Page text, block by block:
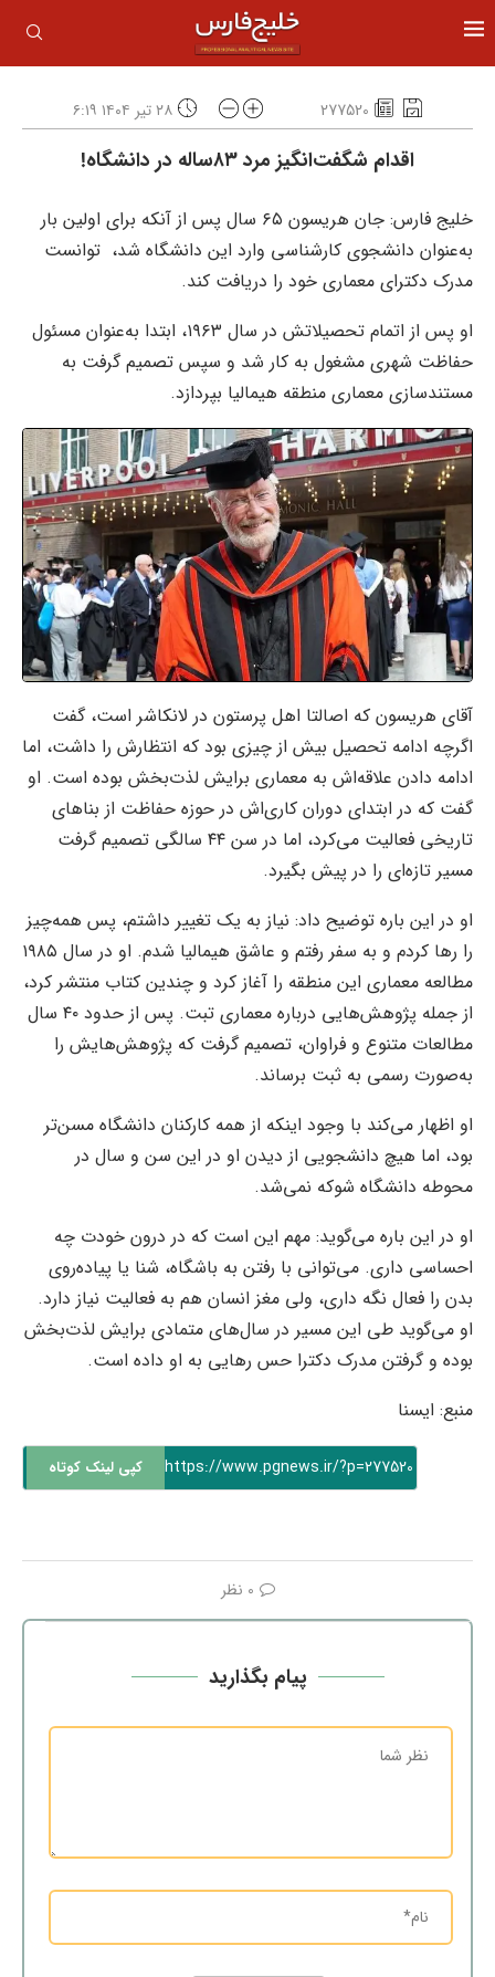
277520 ۲۸ تیر ۱۴۰۴ ۶:۱۹
اقدام شگفت‌انگیز مرد ۸۳ساله در دانشگاه!
خلیج فارس: جان هریسون ۶۵ سال پس از آنکه برای اولین بار
به‌عنوان دانشجوی کارشناسی وارد این دانشگاه شد، توانست
مدرک دکترای معماری خود را دریافت کند.
او پس از اتمام تحصیلاتش در سال ۱۹۶۳، ابتدا به‌عنوان مسئول
حفاظت شهری مشغول به کار شد و سپس تصمیم گرفت به
مستندسازی معماری منطقه هیمالیا بپردازد.
آقای هریسون که اصالتا اهل پرستون در لانکاشر است، گفت
اگرچه ادامه تحصیل بیش از چیزی بود که انتظارش را داشت، اما
ادامه دادن علاقه‌اش به معماری برایش لذت‌بخش بوده است. او
گفت که در ابتدای دوران کاری‌اش در حوزه حفاظت از بناهای
تاریخی فعالیت می‌کرد، اما در سن ۴۴ سالگی تصمیم گرفت
مسیر تازه‌ای را در پیش بگیرد.
او در این باره توضیح داد: نیاز به یک تغییر داشتم، پس همه‌چیز
را رها کردم و به سفر رفتم و عاشق هیمالیا شدم. او در سال ۱۹۸۵
مطالعه معماری این منطقه را آغاز کرد و چندین کتاب منتشر کرد،
از جمله پژوهش‌هایی درباره معماری تبت. پس از حدود ۴۰ سال
مطالعات متنوع و فراوان، تصمیم گرفت که پژوهش‌هایش را
به‌صورت رسمی به ثبت برساند.
او اظهار می‌کند با وجود اینکه از همه کارکنان دانشگاه مسن‌تر
بود، اما هیچ دانشجویی از دیدن او در این سن و سال در
محوطه دانشگاه شوکه نمی‌شد.
او در این باره می‌گوید: مهم این است که در درون خودت چه
احساسی داری. می‌توانی با رفتن به باشگاه، شنا یا پیاده‌روی
بدن را فعال نگه داری، ولی مغز انسان هم به فعالیت نیاز دارد.
او می‌گوید طی این مسیر در سال‌های متمادی برایش لذت‌بخش
بوده و گرفتن مدرک دکترا حس رهایی به او داده است.
منبع: ایسنا
https://www.pgnews.ir/?p=277520 کپی لینک کوتاه
0 نظر
پیام بگذارید